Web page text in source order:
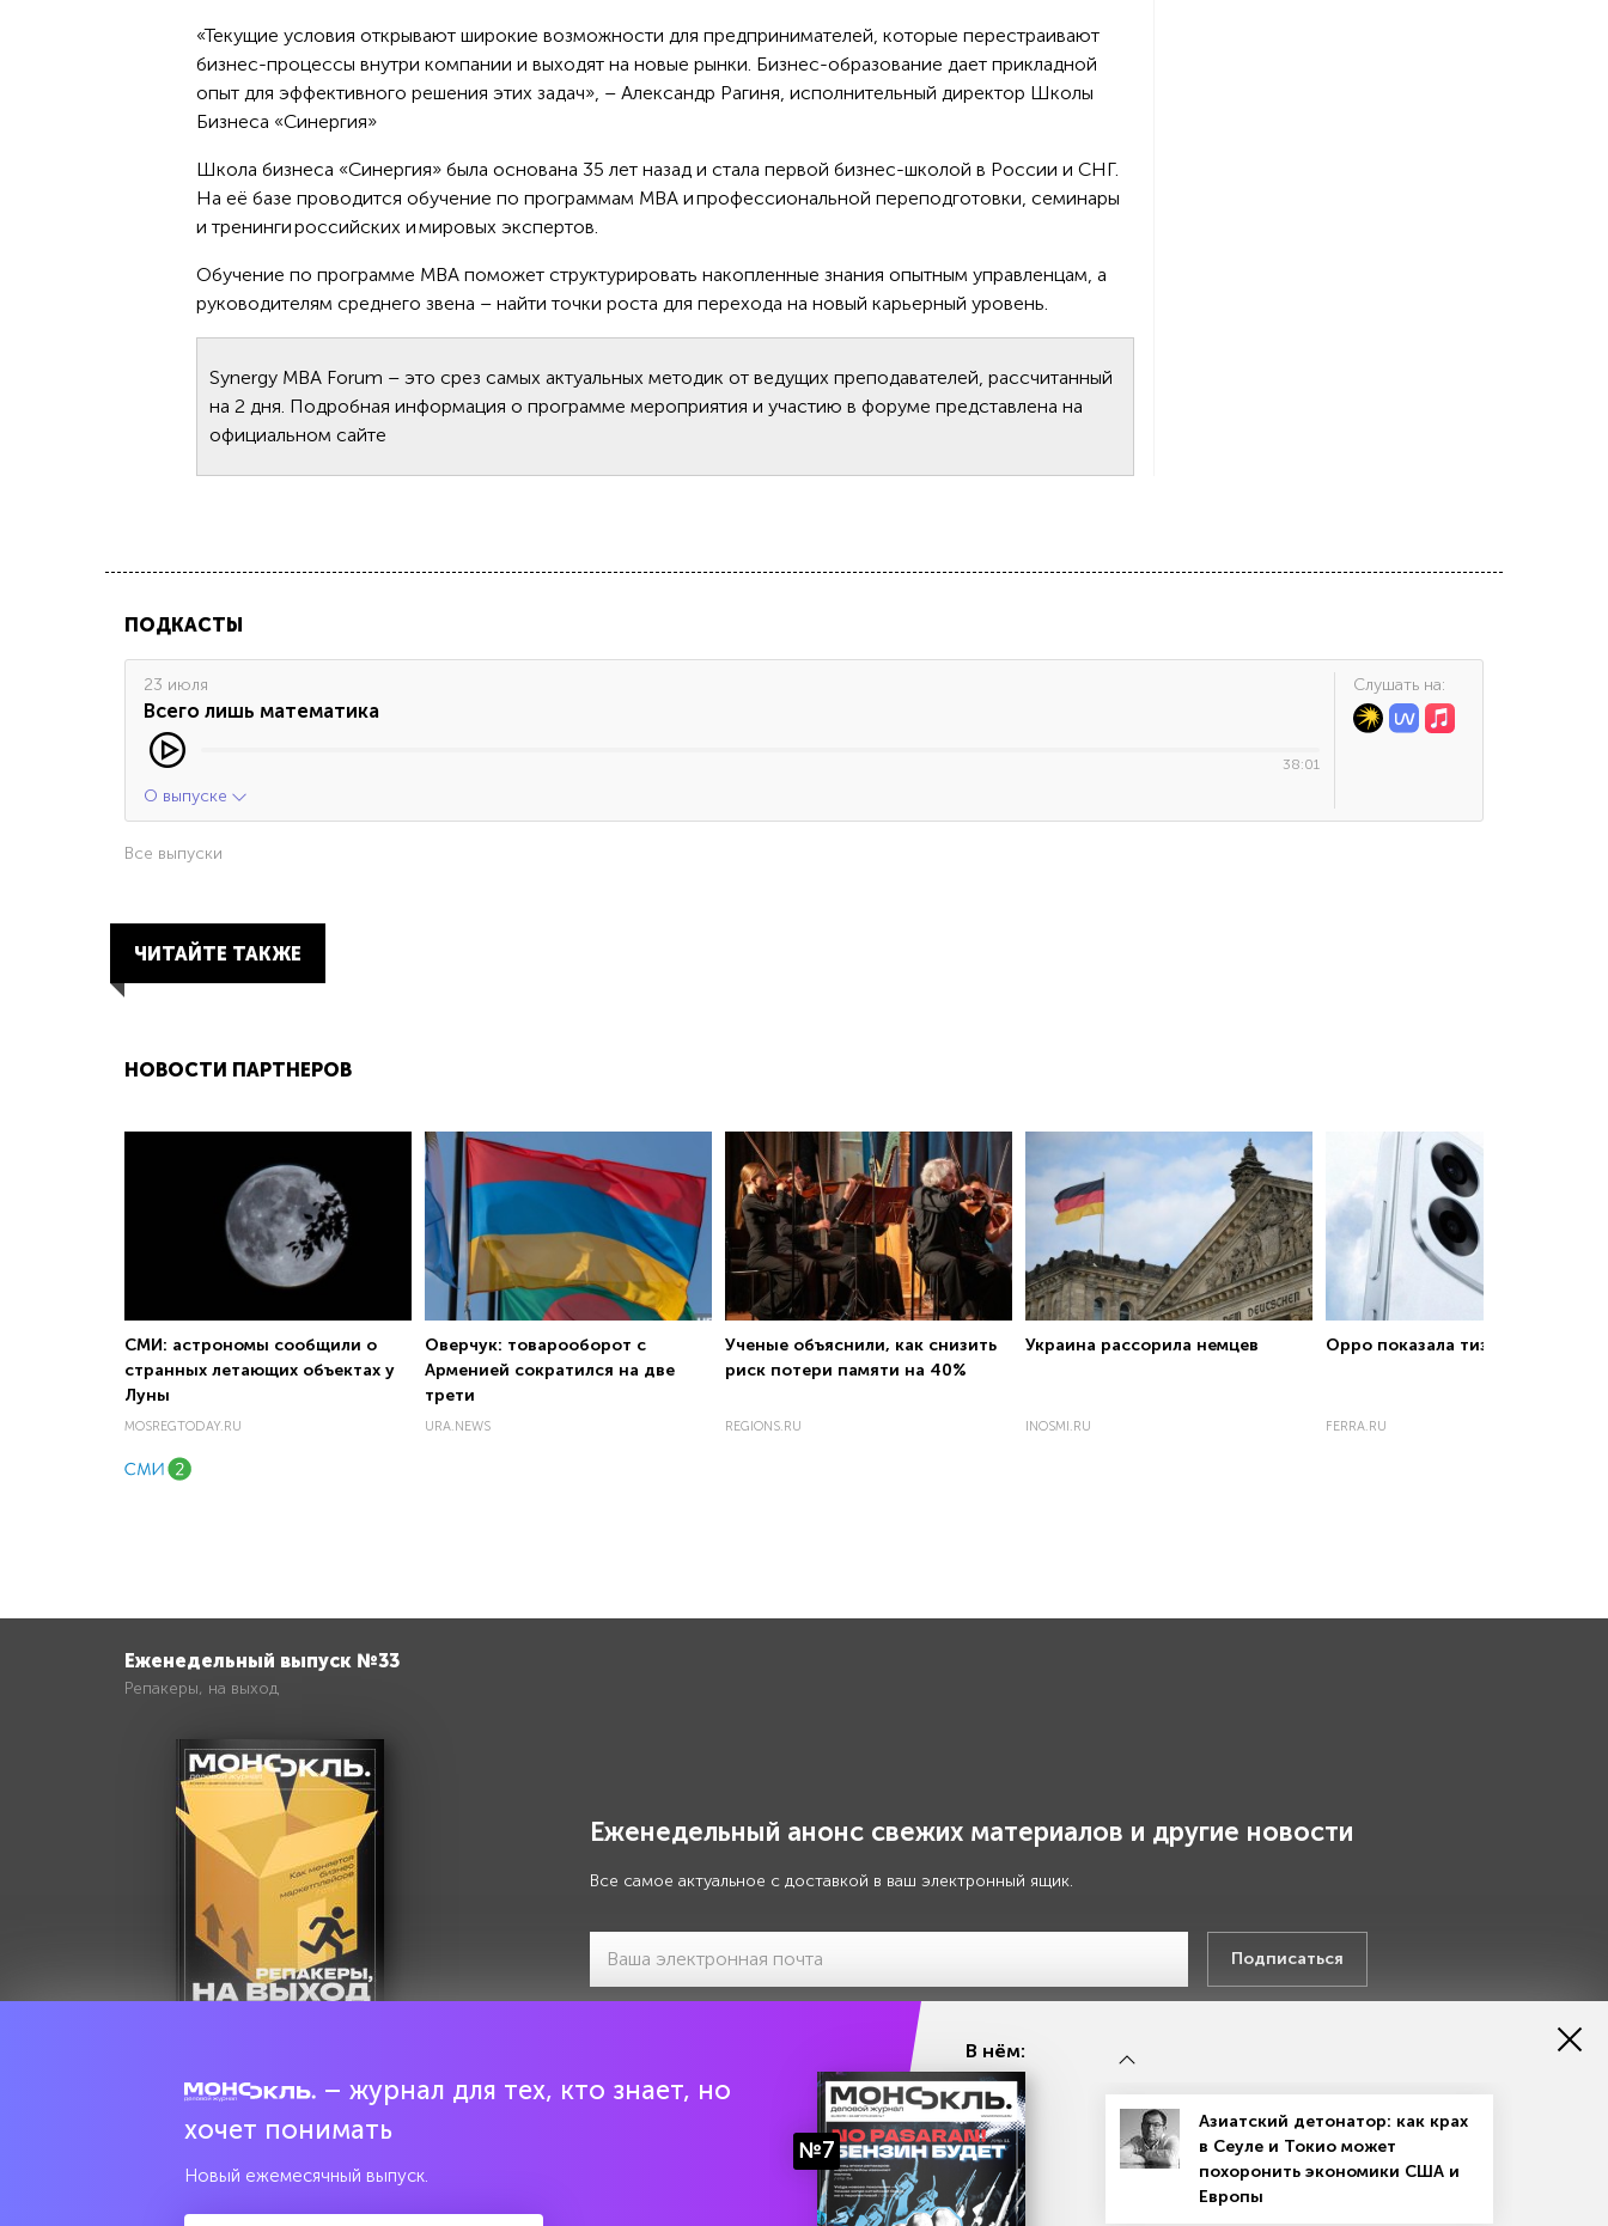
«Текущие условия открывают широкие возможности для предпринимателей, которые перестраивают
бизнес-процессы внутри компании и выходят на новые рынки. Бизнес-образование дает прикладной
опыт для эффективного решения этих задач», – Александр Рагиня, исполнительный директор Школы
Бизнеса «Синергия»
Школа бизнеса «Синергия» была основана 35 лет назад и стала первой бизнес-школой в России и СНГ.
На её базе проводится обучение по программам МВА и профессиональной переподготовки, семинары
и тренинги российских и мировых экспертов.
Обучение по программе МВА поможет структурировать накопленные знания опытным управленцам, а
руководителям среднего звена – найти точки роста для перехода на новый карьерный уровень.
Synergy MBA Forum – это срез самых актуальных методик от ведущих преподавателей, рассчитанный
на 2 дня. Подробная информация о программе мероприятия и участию в форуме представлена на
официальном сайте
ПОДКАСТЫ
23 июля
Всего лишь математика
38:01
О выпуске
Cлушать на:
Все выпуски
ЧИТАЙТЕ ТАКЖЕ
НОВОСТИ ПАРТНЕРОВ
СМИ: астрономы сообщили о
странных летающих объектах у
Луны
MOSREGTODAY.RU
Оверчук: товарооборот с
Арменией сократился на две
трети
URA.NEWS
Ученые объяснили, как снизить
риск потери памяти на 40%
REGIONS.RU
Украина рассорила немцев
INOSMI.RU
Oppo показала тизер A7 Pro Max
FERRA.RU
Еженедельный выпуск №33
Репакеры, на выход
Попробовать бесплатно
Читать за 180 руб
Еженедельный анонс свежих материалов и другие новости
Все самое актуальное с доставкой в ваш электронный ящик.
Подписаться
согласие на обработку моих персональных данных
– журнал для тех, кто знает, но
хочет понимать
Новый ежемесячный выпуск.
В нём:
№7
Азиатский детонатор: как крах
в Сеуле и Токио может
похоронить экономики США и
Европы